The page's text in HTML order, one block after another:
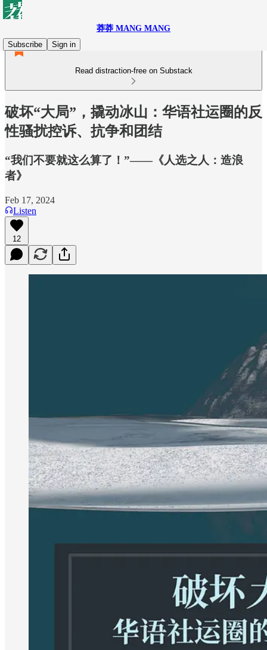
莽莽 MANG MANG
Subscribe
Sign in
Read distraction-free on Substack
破坏“大局”，撬动冰山：华语社运圈的反
性骚扰控诉、抗争和团结
“我们不要就这么算了！”——《人选之人：造浪
者》
Feb 17, 2024
Listen
12